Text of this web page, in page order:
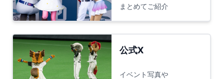
まとめてご紹介
公式X
イベント写真や